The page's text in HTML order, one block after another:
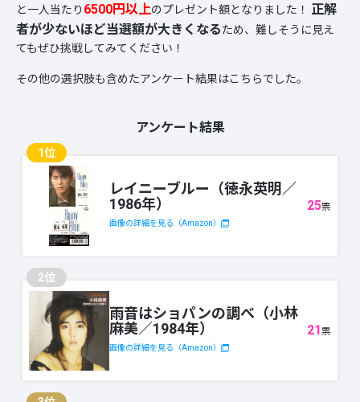
と一人当たり 6500円以上のプレゼント額となりました！ 正解
者が少ないほど当選額が大きくなるため、難しそうに見え
てもぜひ挑戦してみてください！
その他の選択肢も含めたアンケート結果はこちらでした。
アンケート結果
1位
レイニーブルー（徳永英明／
1986年）
画像の詳細を見る（Amazon）
25票
2位
雨音はショパンの調べ（小林
麻美／1984年）
画像の詳細を見る（Amazon）
21票